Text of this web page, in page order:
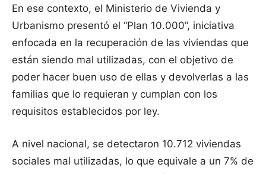
En ese contexto, el Ministerio de Vivienda y
Urbanismo presentó el “Plan 10.000”, iniciativa
enfocada en la recuperación de las viviendas que
están siendo mal utilizadas, con el objetivo de
poder hacer buen uso de ellas y devolverlas a las
familias que lo requieran y cumplan con los
requisitos establecidos por ley.
A nivel nacional, se detectaron 10.712 viviendas
sociales mal utilizadas, lo que equivale a un 7% de